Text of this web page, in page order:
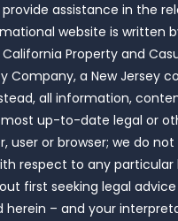
assistance in the
website is written
Property and
Company, a New Jersey
all information,
up-to-date legal or
or browser; we do
respect to any particular
first seeking legal
– and your